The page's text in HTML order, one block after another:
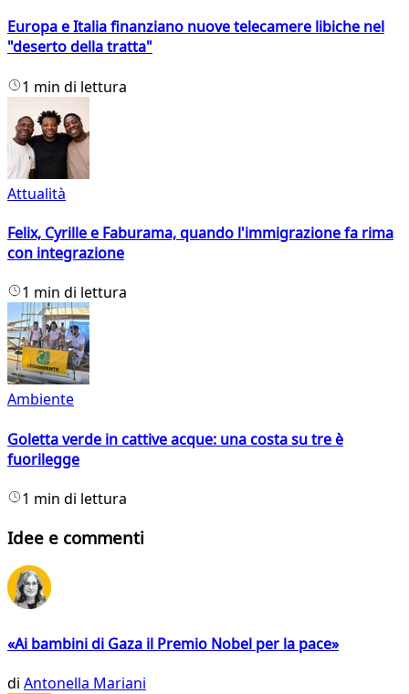
Europa e Italia finanziano nuove telecamere libiche nel
"deserto della tratta"
1 min di lettura
Attualità
Felix, Cyrille e Faburama, quando l'immigrazione fa rima
con integrazione
1 min di lettura
Ambiente
Goletta verde in cattive acque: una costa su tre è
fuorilegge
1 min di lettura
Idee e commenti
«Ai bambini di Gaza il Premio Nobel per la pace»
di Antonella Mariani